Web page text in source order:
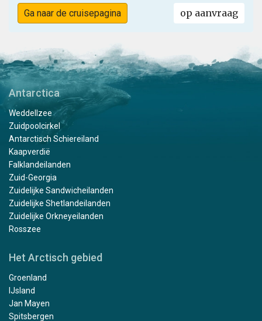
Ga naar de cruisepagina op aanvraag
Antarctica
Weddellzee
Zuidpoolcirkel
Antarctisch Schiereiland
Kaapverdië
Falklandeilanden
Zuid-Georgia
Zuidelijke Sandwicheilanden
Zuidelijke Shetlandeilanden
Zuidelijke Orkneyeilanden
Rosszee
Het Arctisch gebied
Groenland
IJsland
Jan Mayen
Spitsbergen